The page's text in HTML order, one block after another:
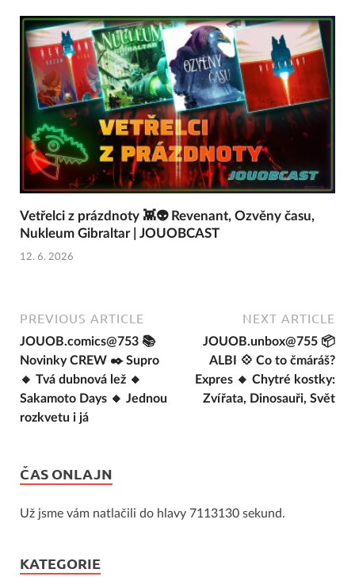
Vetřelci z prázdnoty 👾👽 Revenant, Ozvěny času,
Nukleum Gibraltar | JOUOBCAST
12. 6. 2026
PREVIOUS ARTICLE
JOUOB.comics@753 📚
Novinky CREW ✒️ Supro
🔸 Tvá dubnová lež 🔸
Sakamoto Days 🔸 Jednou
rozkvetu i já
NEXT ARTICLE
JOUOB.unbox@755 📦
ALBI 💠 Co to čmáráš?
Expres 🔸 Chytré kostky:
Zvířata, Dinosauři, Svět
ČAS ONLAJN
Už jsme vám natlačili do hlavy 7113130 sekund.
KATEGORIE